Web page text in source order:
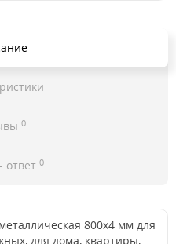
0
ответ 0
800x4 мм для
для дома, квартиры,